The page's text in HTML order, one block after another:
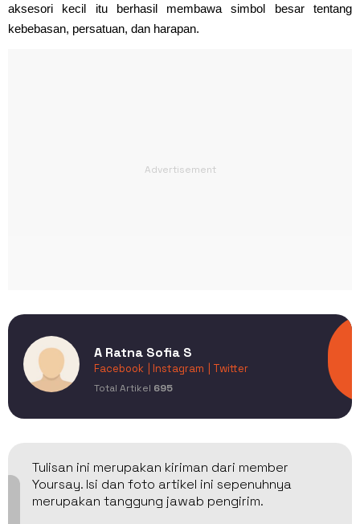
aksesori kecil itu berhasil membawa simbol besar tentang
kebebasan, persatuan, dan harapan.
A Ratna Sofia S
Facebook | Instagram | Twitter
Total Artikel 695
Tulisan ini merupakan kiriman dari member
Yoursay. Isi dan foto artikel ini sepenuhnya
merupakan tanggung jawab pengirim.